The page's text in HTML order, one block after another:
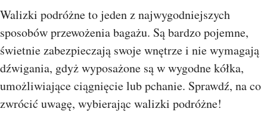
Walizki podróżne to jeden z najwygodniejszych
sposobów przewożenia bagażu. Są bardzo pojemne,
świetnie zabezpieczają swoje wnętrze i nie wymagają
dźwigania, gdyż wyposażone są w wygodne kółka,
umożliwiające ciągnięcie lub pchanie. Sprawdź, na co
zwrócić uwagę, wybierając walizki podróżne!